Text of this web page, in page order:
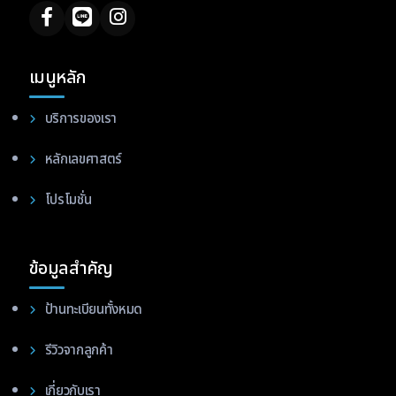
เมนูหลัก
บริการของเรา
หลักเลขศาสตร์
โปรโมชั่น
ข้อมูลสำคัญ
ป้านทะเบียนทั้งหมด
รีวิวจากลูกค้า
เกี่ยวกับเรา